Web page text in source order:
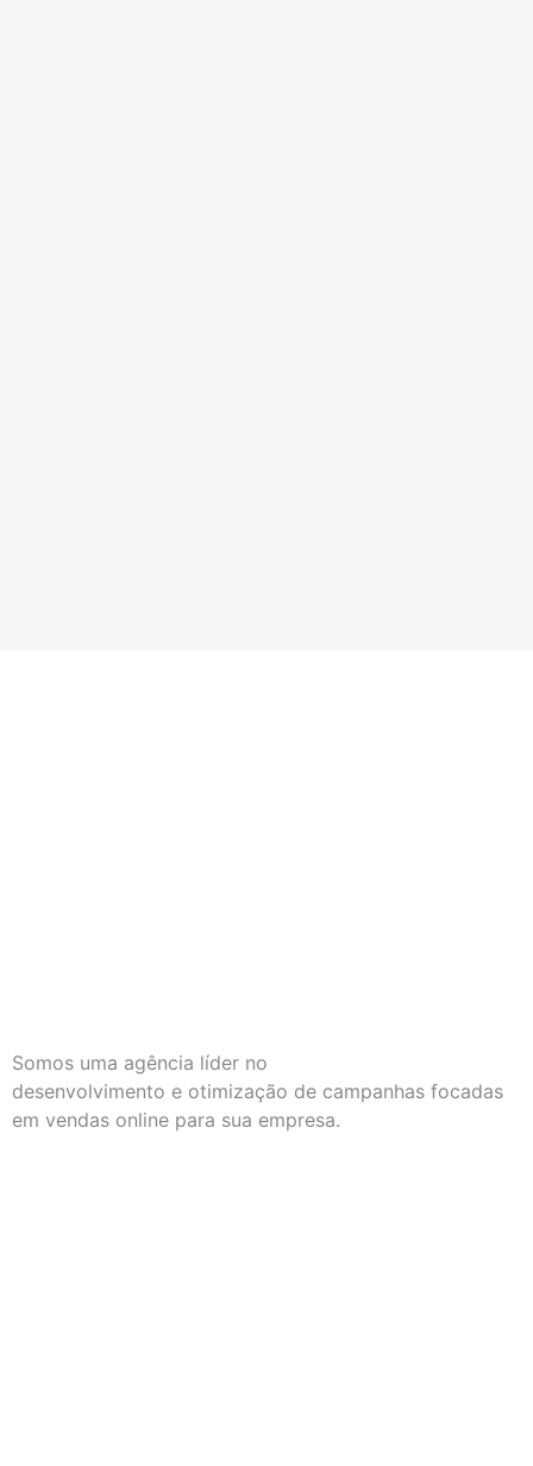
Somos uma agência líder no
desenvolvimento e otimização de campanhas focadas
em vendas online para sua empresa.